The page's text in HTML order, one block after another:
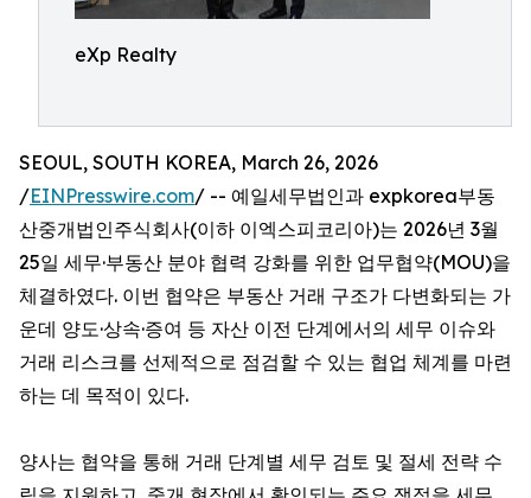
eXp Realty
SEOUL, SOUTH KOREA, March 26, 2026
/EINPresswire.com/ -- 예일세무법인과 expkorea부동
산중개법인주식회사(이하 이엑스피코리아)는 2026년 3월
25일 세무·부동산 분야 협력 강화를 위한 업무협약(MOU)을
체결하였다. 이번 협약은 부동산 거래 구조가 다변화되는 가
운데 양도·상속·증여 등 자산 이전 단계에서의 세무 이슈와
거래 리스크를 선제적으로 점검할 수 있는 협업 체계를 마련
하는 데 목적이 있다.
양사는 협약을 통해 거래 단계별 세무 검토 및 절세 전략 수